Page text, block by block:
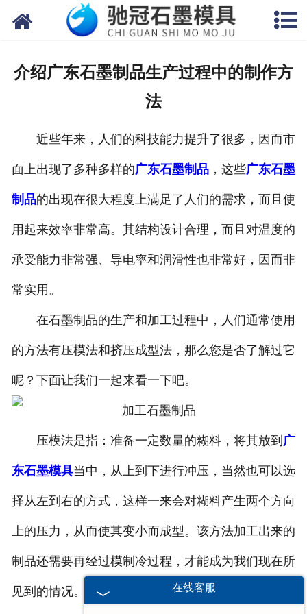
网站首页
联系我们
介绍广东石墨制品生产过程中的制作方
法
近些年来，人们的科技能力提升了很多，因而市
面上出现了多种多样的广东石墨制品，这些广东石墨
制品的出现在很大程度上满足了人们的需求，而且使
用起来效率非常高。其结构设计合理，而且对温度的
承受能力非常强、导电率和润滑性也非常好，因而非
常实用。
在石墨制品的生产和加工过程中，人们通常使用
的方法有压模法和挤压成型法，那么您是否了解过它
呢？下面让我们一起来看一下吧。
压模法是指：准备一定数量的糊料，将其放到 广
东石墨模具当中，从上到下进行冲压，当然也可以选
择从左到右的方式，这样一来会对糊料产生两个方向
上的压力，从而使其变小而成型。该方法加工出来的
制品还需要再经过模制冷过程，才能成为我们现在所
见到的情况。 在线客服